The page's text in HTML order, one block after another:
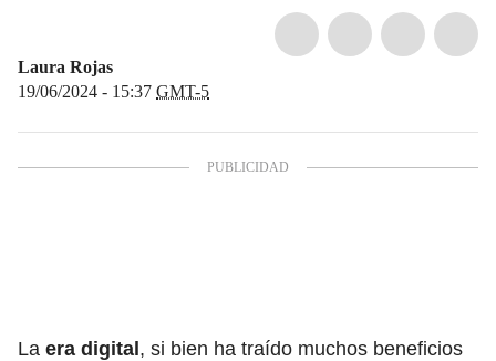
Laura Rojas
19/06/2024 - 15:37 GMT-5
La era digital, si bien ha traído muchos beneficios